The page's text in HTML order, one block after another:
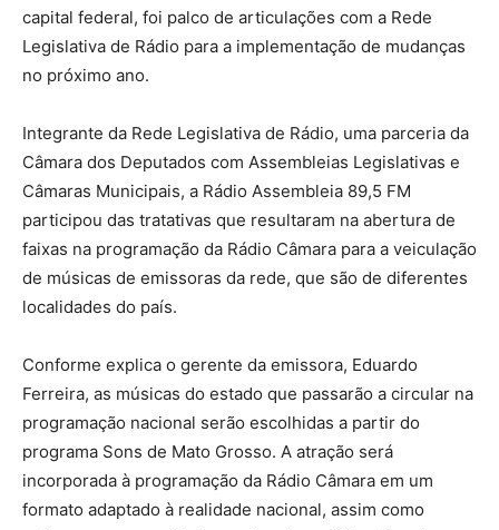
capital federal, foi palco de articulações com a Rede
Legislativa de Rádio para a implementação de mudanças
no próximo ano.
Integrante da Rede Legislativa de Rádio, uma parceria da
Câmara dos Deputados com Assembleias Legislativas e
Câmaras Municipais, a Rádio Assembleia 89,5 FM
participou das tratativas que resultaram na abertura de
faixas na programação da Rádio Câmara para a veiculação
de músicas de emissoras da rede, que são de diferentes
localidades do país.
Conforme explica o gerente da emissora, Eduardo
Ferreira, as músicas do estado que passarão a circular na
programação nacional serão escolhidas a partir do
programa Sons de Mato Grosso. A atração será
incorporada à programação da Rádio Câmara em um
formato adaptado à realidade nacional, assim como